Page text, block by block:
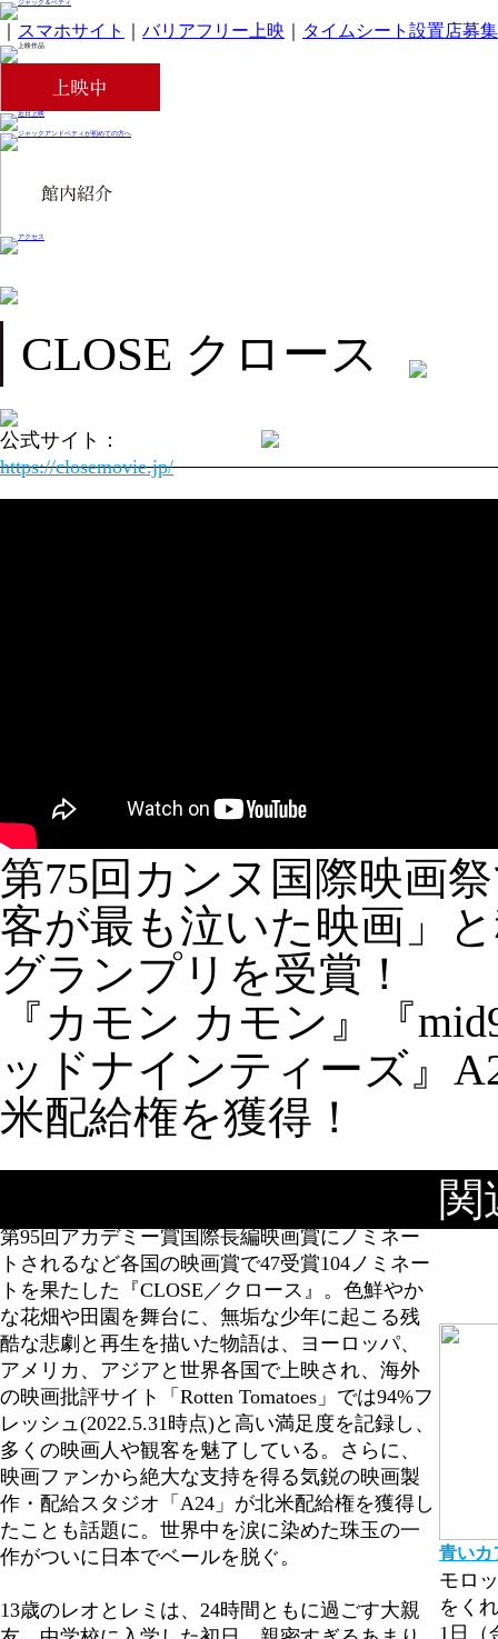
スマホサイト バリアフリー上映 タイムシート設置店募集
CLOSE クロース
公式サイト：
https://closemovie.jp/
第75回カンヌ国際映画
客が最も泣いた映画」
グランプリを受賞！
『カモン カモン』『
ッドナインティーズ』
米配給権を獲得！
第95回アカデミー賞国際長編映画賞にノミネー
トされるなど各国の映画賞で47受賞104ノミネー
トを果たした『CLOSE／クロース』。色鮮やか
な花畑や田園を舞台に、無垢な少年に起こる残
酷な悲劇と再生を描いた物語は、ヨーロッパ、
アメリカ、アジアと世界各国で上映され、海外
の映画批評サイト「Rotten Tomatoes」では94%フ
レッシュ(2022.5.31時点)と高い満足度を記録し、
多くの映画人や観客を魅了している。さらに、
映画ファンから絶大な支持を得る気鋭の映画製
作・配給スタジオ「A24」が北米配給権を獲得し
たことも話題に。世界中を涙に染めた珠玉の一
作がついに日本でベールを脱ぐ。
13歳のレオとレミは、24時間ともに過ごす大親
関
青いカ
モロ
をく
1日（